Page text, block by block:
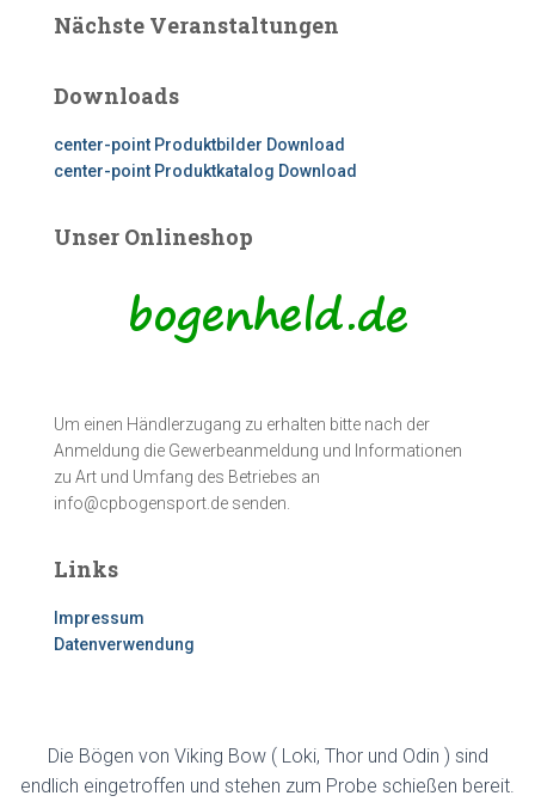
Nächste Veranstaltungen
Downloads
center-point Produktbilder Download
center-point Produktkatalog Download
Unser Onlineshop
Um einen Händlerzugang zu erhalten bitte nach der
Anmeldung die Gewerbeanmeldung und Informationen
zu Art und Umfang des Betriebes an
info@cpbogensport.de senden.
Links
Impressum
Datenverwendung
Die Bögen von Viking Bow ( Loki, Thor und Odin ) sind
endlich eingetroffen und stehen zum Probe schießen bereit.